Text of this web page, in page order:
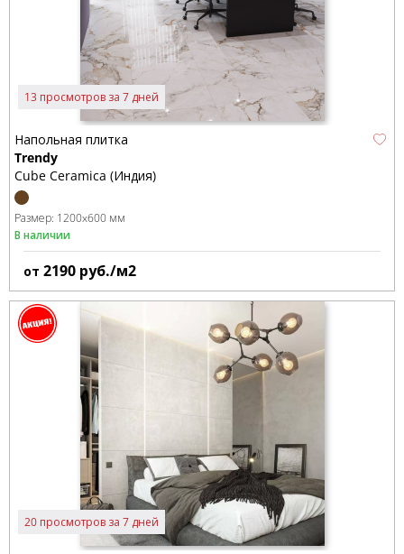
13 просмотров за 7 дней
Напольная плитка
Trendy
Cube Ceramica (Индия)
Размер: 1200x600 мм
В наличии
от 2190 руб./м2
20 просмотров за 7 дней